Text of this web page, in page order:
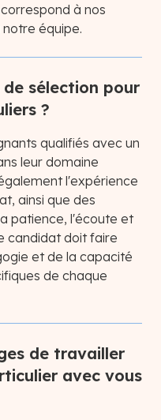
à nos
équipe.
sélection pour
?
qualifiés avec un
leur domaine
l'expérience
ainsi que des
patience, l'écoute et
candidat doit faire
et de la capacité
de chaque
de travailler
avec vous